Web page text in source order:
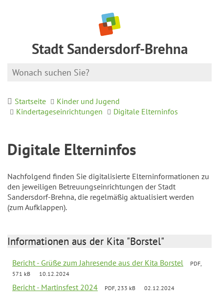
Stadt Sandersdorf-Brehna
Startseite
Kinder und Jugend
Kindertageseinrichtungen
Digitale Elterninfos
Digitale Elterninfos
Nachfolgend finden Sie digitalisierte Elterninformationen zu
den jeweiligen Betreuungseinrichtungen der Stadt
Sandersdorf-Brehna, die regelmäßig aktualisiert werden
(zum Aufklappen).
Informationen aus der Kita "Borstel"
Bericht - Grüße zum Jahresende aus der Kita Borstel
PDF,
571 kB
10.12.2024
Bericht - Martinsfest 2024 PDF, 233 kB 02.12.2024